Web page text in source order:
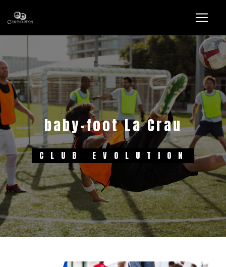
baby-foot La Crau
CLUB EVOLUTION